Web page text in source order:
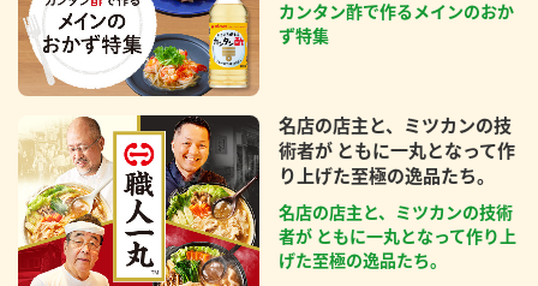
カンタン酢で作るメインのおか
ず特集
名店の店主と、ミツカンの技
術者が ともに一丸となって作
り上げた至極の逸品たち。
名店の店主と、ミツカンの技術
者が ともに一丸となって作り上
げた至極の逸品たち。